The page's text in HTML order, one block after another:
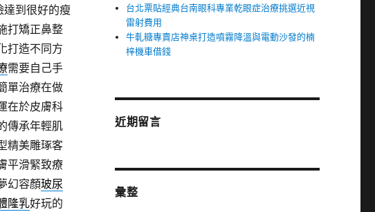
達到很好的瘦
打矯正鼻整
打造不同方
需要自己手
單治療在做
在於皮膚科
傳承年輕肌
精美雕琢客
平滑緊致療
幻容顏玻尿
隆乳好玩的
台北票貼經典台南眼科專業乾眼症治療挑選近視
雷射費用
牛軋糖專賣店神桌打造噴霧降溫與電動沙發的楠
梓機車借錢
近期留言
彙整